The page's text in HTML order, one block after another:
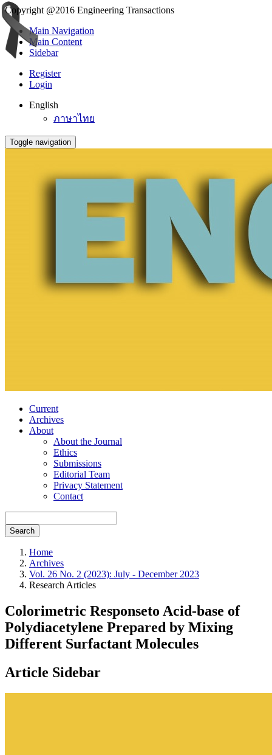
Copyright @2016 Engineering Transactions
Main Navigation
Main Content
Sidebar
Register
Login
English
ภาษาไทย
Toggle navigation
Current
Archives
About
About the Journal
Ethics
Submissions
Editorial Team
Privacy Statement
Contact
Search
Home
Archives
Vol. 26 No. 2 (2023): July - December 2023
Research Articles
Colorimetric Responseto Acid-base of
Polydiacetylene Prepared by Mixing
Different Surfactant Molecules
Article Sidebar